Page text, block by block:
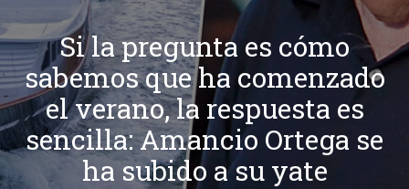
Si la pregunta es cómo
sabemos que ha comenzado
el verano, la respuesta es
sencilla: Amancio Ortega se
ha subido a su yate